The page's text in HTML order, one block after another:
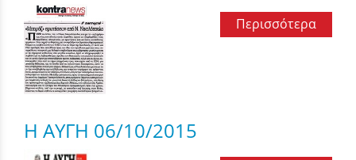
Περισσότερα
Η ΑΥΓΗ 06/10/2015